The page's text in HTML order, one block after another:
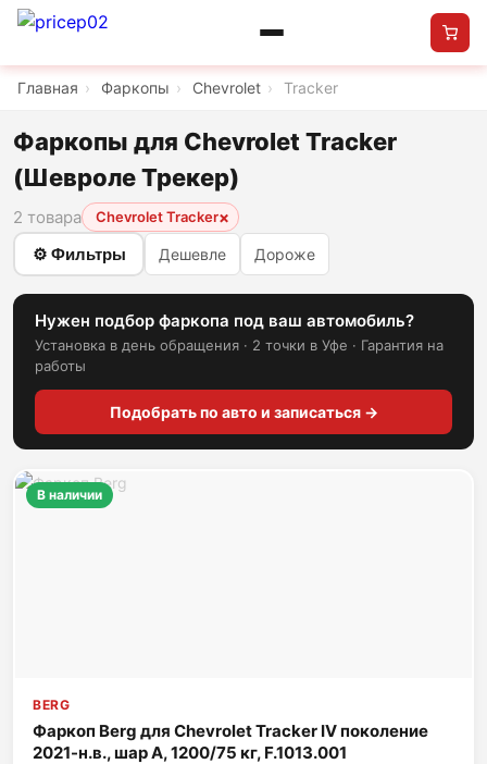
Главная › Фаркопы › Chevrolet › Tracker
Фаркопы для Chevrolet Tracker
(Шевроле Трекер)
2 товара Chevrolet Tracker×
⚙ Фильтры Дешевле Дороже
Нужен подбор фаркопа под ваш автомобиль?
Установка в день обращения · 2 точки в Уфе · Гарантия на
работы
Подобрать по авто и записаться →
В наличии
BERG
Фаркоп Berg для Chevrolet Tracker IV поколение
2021-н.в., шар A, 1200/75 кг, F.1013.001